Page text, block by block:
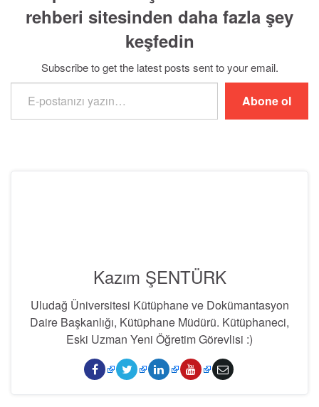
rehberi sitesinden daha fazla şey
keşfedin
Subscribe to get the latest posts sent to your email.
E-postanızı yazın…
Abone ol
Kazım ŞENTÜRK
Uludağ Üniversitesi Kütüphane ve Dokümantasyon
Daire Başkanlığı, Kütüphane Müdürü. Kütüphaneci,
Eski Uzman Yeni Öğretim Görevlisi :)